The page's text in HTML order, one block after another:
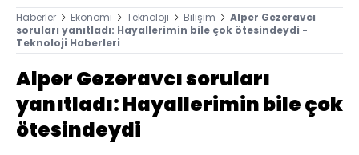
Haberler Ekonomi Teknoloji Bilişim
Alper Gezeravcı
soruları yanıtladı: Hayallerimin bile çok ötesindeydi -
Teknoloji Haberleri
Alper Gezeravcı soruları
yanıtladı: Hayallerimin bile çok
ötesindeydi